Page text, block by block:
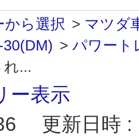
から選択 > マツダ
30(DM) > パワート
...
ー表示
更新日時